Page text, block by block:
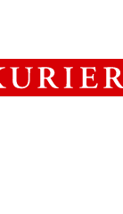
PolitikWirtschaft